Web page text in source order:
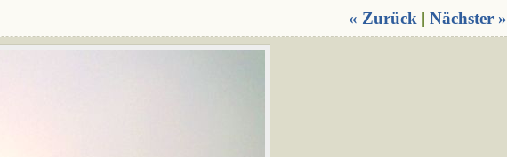
« Zurück | Nächster »